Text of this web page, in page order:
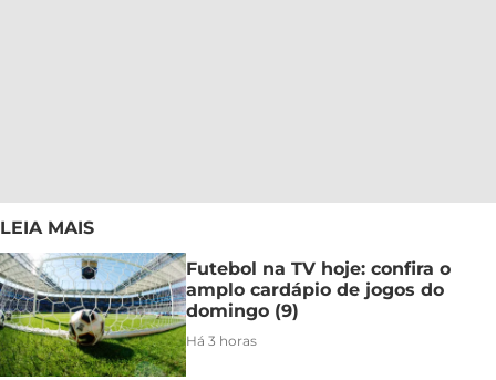
LEIA MAIS
Futebol na TV hoje: confira o
amplo cardápio de jogos do
domingo (9)
Há 3 horas